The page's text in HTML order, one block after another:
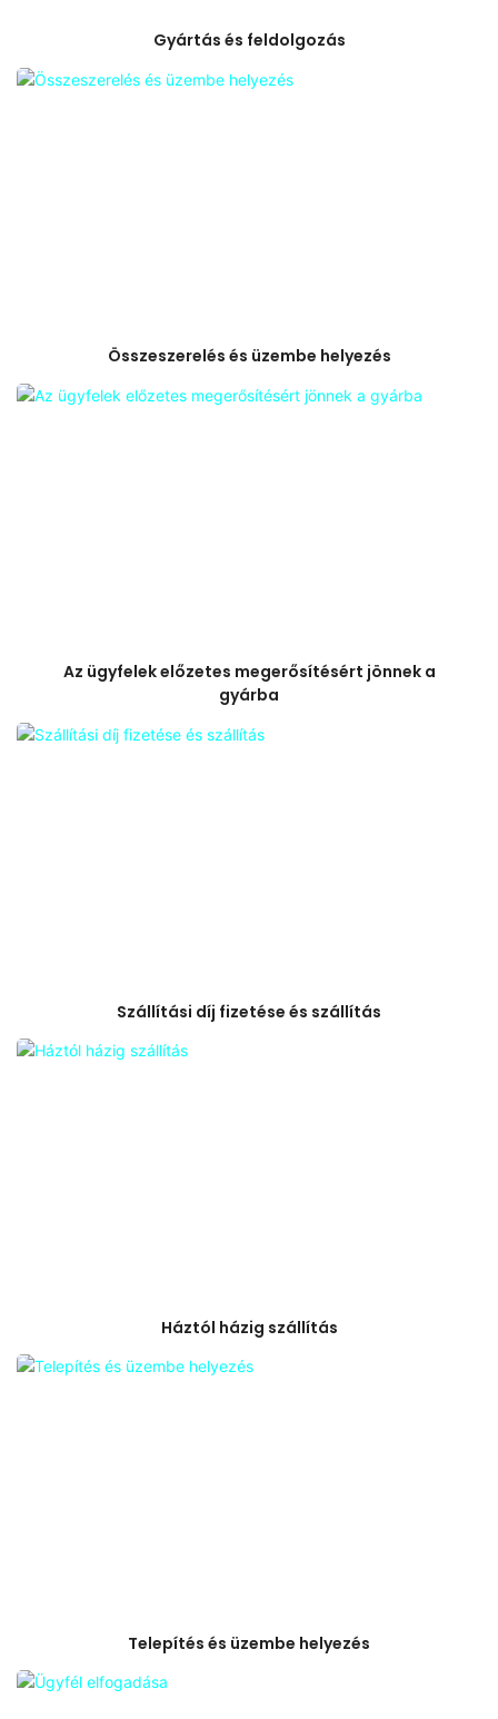
Gyártás és feldolgozás
Összeszerelés és üzembe helyezés
Az ügyfelek előzetes megerősítésért jönnek a
gyárba
Szállítási díj fizetése és szállítás
Háztól házig szállítás
Telepítés és üzembe helyezés